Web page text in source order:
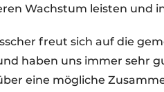
Wachstum leisten und
freut sich auf die
haben uns immer sehr
eine mögliche